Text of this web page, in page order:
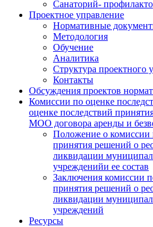
Санаторий-
Проектное управление
Нормативные
Методология
Обучение
Аналитика
Структура проектного
Контакты
Обсуждения проектов
Комиссии по оценке
оценке последствий
МОО договора аренды и
Положение о комиссии
принятия решений о
ликвидации
учрежденийи ее состав
Заключения комиссии
принятия решений о
ликвидации
учреждений
Ресурсы